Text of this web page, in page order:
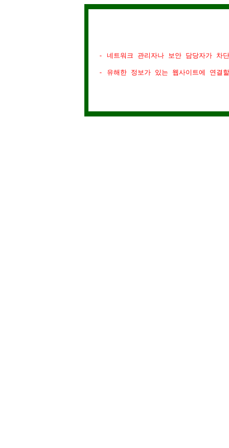
- 네트워크 관리자나 보안 담당자가 차
- 유해한 정보가 있는 웹사이트에 연결